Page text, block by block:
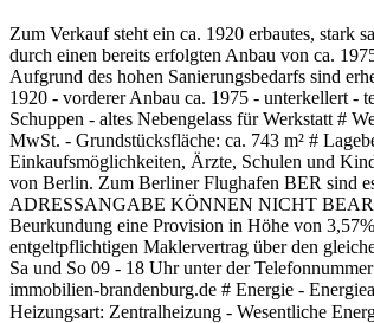
Zum Verkauf steht ein ca. 1920 erbautes, stark
durch einen bereits erfolgten Anbau von ca.
Aufgrund des hohen Sanierungsbedarfs sind
1920 - vorderer Anbau ca. 1975 - unterkellert -
Schuppen - altes Nebengelass für Werkstatt #
MwSt. - Grundstücksfläche: ca. 743 m² #
Einkaufsmöglichkeiten, Ärzte, Schulen und
von Berlin. Zum Berliner Flughafen BER sind
ADRESSANGABE KÖNNEN NICHT
Beurkundung eine Provision in Höhe von
entgeltpflichtigen Maklervertrag über den
Sa und So 09 - 18 Uhr unter der
immobilien-brandenburg.de # Energie -
Heizungsart: Zentralheizung - Wesentliche